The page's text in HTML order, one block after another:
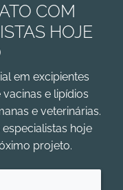
COM
HOJE
em excipientes
e lipídios
e veterinárias.
hoje
projeto.